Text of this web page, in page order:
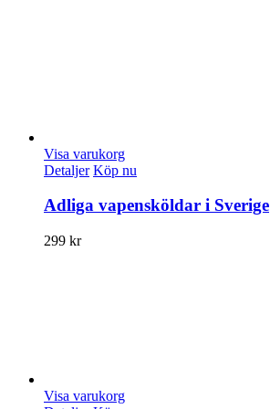
Visa varukorg
Detaljer Köp nu
Adliga vapensköldar i Sverige
299 kr
Visa varukorg